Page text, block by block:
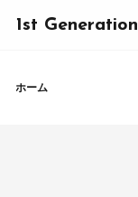
1st Generation
ホーム